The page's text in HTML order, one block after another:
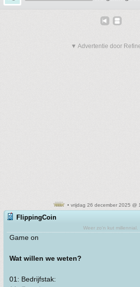
▼ Advertentie door
• vrijdag 26 december 2025 @
FlippingCoin
Weer zo'n kut millennial.
Game on
Wat willen we weten?
01: Bedrijfstak: